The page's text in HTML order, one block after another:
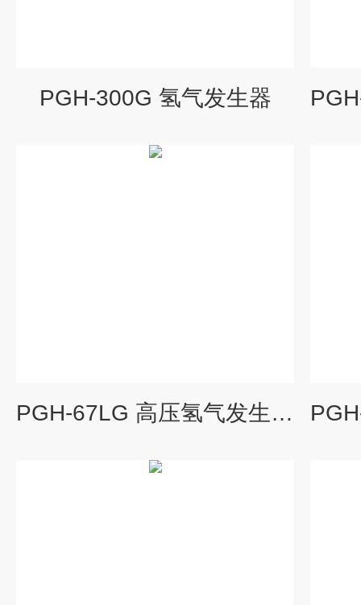
PGH-300G 氢气发生器
PGH-67LG 高压氢气发生器 (4.0m³/h)